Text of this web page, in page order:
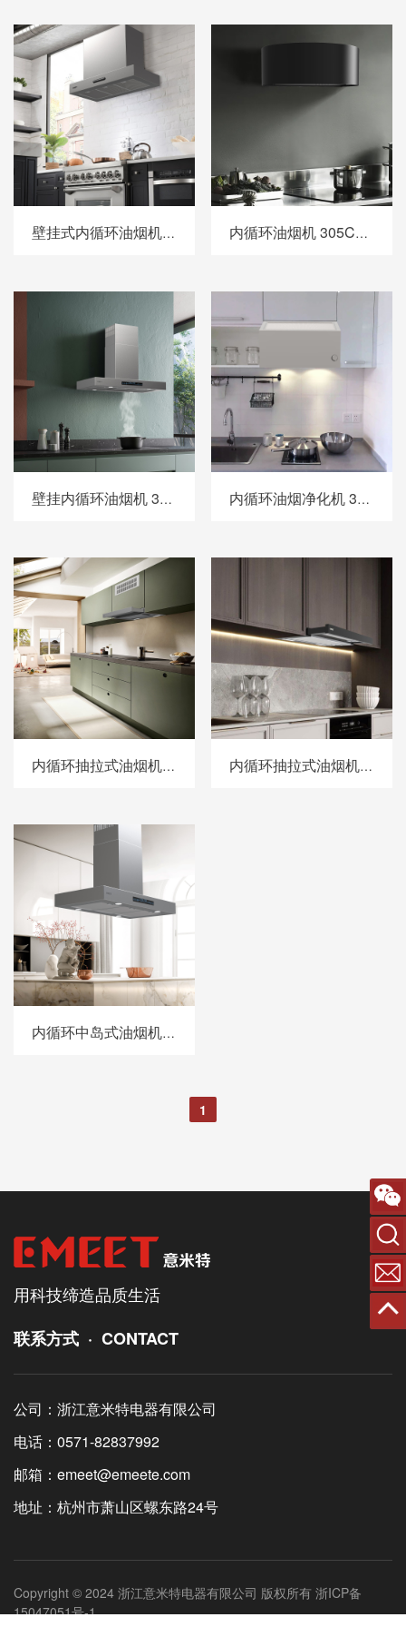
壁挂式内循环油烟机 306DXH90 内循环油烟机 305CXH
壁挂内循环油烟机 306XH90BP/306XH120BP 内循环油烟净化机 305BSXH60A
内循环抽拉式油烟机 302SXH 内循环抽拉式油烟机 302HXH-S1/ 302HXH-S2/302HXH-S3
内循环中岛式油烟机 312XH90BP/312XH120BP
1
用科技缔造品质生活
联系方式 · CONTACT
公司：浙江意米特电器有限公司
电话：0571-82837992
邮箱：emeet@emeete.com
地址：杭州市萧山区螺东路24号
Copyright © 2024 浙江意米特电器有限公司 版权所有 浙ICP备
15047051号-1.
搜索
联
返